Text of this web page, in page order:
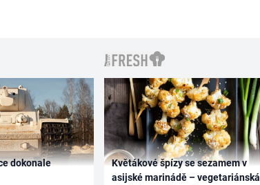
dokonale
Květákové špízy se sezamem v
asijské marinádě – vegetariánská